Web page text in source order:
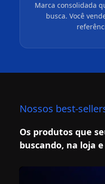
Marca consolidada
busca. Você
Nossos best-
Os produtos que
buscando, na loja